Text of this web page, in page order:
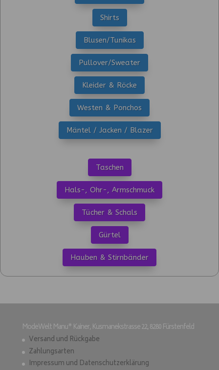
Shirts
Blusen/Tunikas
Pullover/Sweater
Kleider & Röcke
Westen & Ponchos
Mäntel / Jacken / Blazer
Taschen
Hals-, Ohr-, Armschmuck
Tücher & Schals
Gürtel
Hauben & Stirnbänder
ModeWelt Manu* Kainer, Kusmanekstrasse 22, 8280 Fürstenfeld
Versand und Rückgabe
Zahlungsarten
Impressum und Datenschutzerklärung